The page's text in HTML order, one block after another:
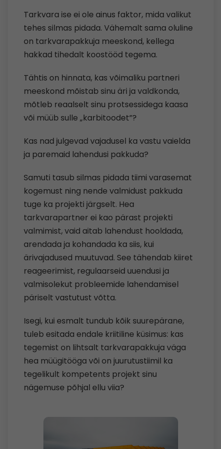
Tarkvara ise ei ole ainus faktor, mida valikut
tehes silmas pidada. Vähemalt sama oluline
on tarkvarapakkuja meeskond, kellega
hakkad tihedalt koostööd tegema.
Tähtis on hinnata, kas võimaliku partneri
meeskond mõistab sinu äri ja valdkonda,
mõtleb reaalselt sinu protsessidega kaasa
või müüb sulle „karbitoodet”?
Kas nad julgevad vajadusel ka vastu vaielda
ja paremaid lahendusi pakkuda?
Samuti tasub silmas pidada tiimi varasemat
kogemust ning nende valmidust pakkuda
tuge ka projekti järgselt. Hea
tarkvarapartner ei kao pärast projekti
valmimist, vaid aitab lahendust hooldada,
arendada ja kohandada ka siis, kui
ärivajadused muutuvad. See tähendab kiiret
reageerimist, regulaarseid uuendusi ja
valmisolekut probleemide lahendamisel
päriselt vastutust võtta.
Isegi, kui esmalt tundub kõik suurepärane,
tuleb esitada endale kriitiline küsimus: kas
tegemist on lihtsalt tarkvarapakkuja väga
hea müügitööga või on juurutustiimil ka
tegelikult kompetents projekt sinu
nägemuse põhjal ellu viia?